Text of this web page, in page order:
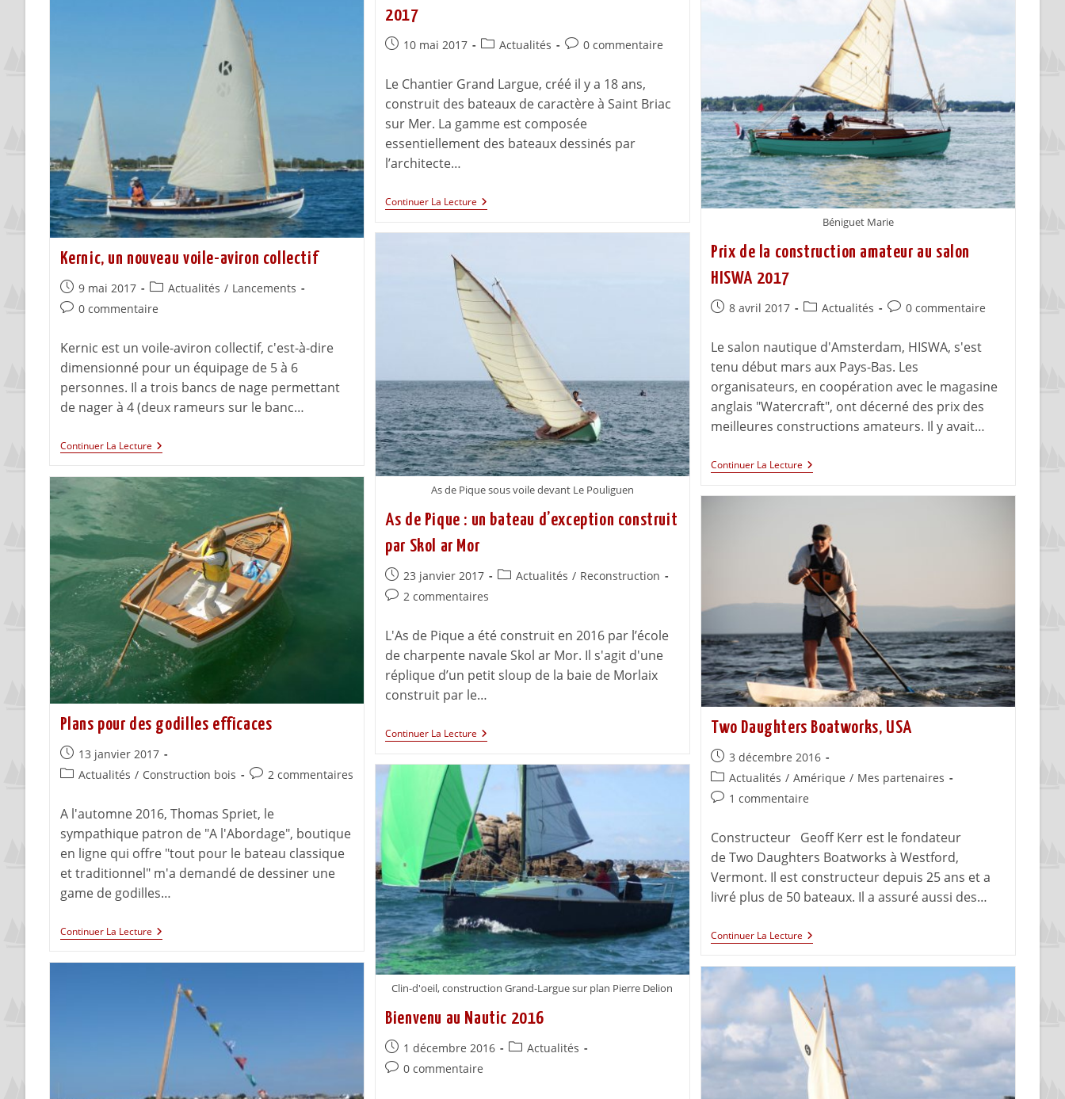
2017
10 mai 2017 Actualités 0 commentaire
Le Chantier Grand Largue, créé il y a 18 ans,
construit des bateaux de caractère à Saint Briac
sur Mer. La gamme est composée
essentiellement des bateaux dessinés par
l’architecte…
Continuer La Lecture
Kernic, un nouveau voile-aviron collectif
9 mai 2017 Actualités / Lancements
0 commentaire
Kernic est un voile-aviron collectif, c'est-à-dire
dimensionné pour un équipage de 5 à 6
personnes. Il a trois bancs de nage permettant
de nager à 4 (deux rameurs sur le banc…
Continuer La Lecture
Béniguet Marie
Prix de la construction amateur au salon
HISWA 2017
8 avril 2017 Actualités 0 commentaire
Le salon nautique d'Amsterdam, HISWA, s'est
tenu début mars aux Pays-Bas. Les
organisateurs, en coopération avec le magasine
anglais "Watercraft", ont décerné des prix des
meilleures constructions amateurs. Il y avait…
Continuer La Lecture
As de Pique sous voile devant Le Pouliguen
As de Pique : un bateau d’exception construit
par Skol ar Mor
23 janvier 2017 Actualités / Reconstruction
2 commentaires
L'As de Pique a été construit en 2016 par l’école
de charpente navale Skol ar Mor. Il s'agit d'une
réplique d’un petit sloup de la baie de Morlaix
construit par le…
Continuer La Lecture
Plans pour des godilles efficaces
13 janvier 2017
Actualités / Construction bois 2 commentaires
A l'automne 2016, Thomas Spriet, le
sympathique patron de "A l'Abordage", boutique
en ligne qui offre "tout pour le bateau classique
et traditionnel" m'a demandé de dessiner une
game de godilles…
Continuer La Lecture
Two Daughters Boatworks, USA
3 décembre 2016
Actualités / Amérique / Mes partenaires
1 commentaire
Constructeur Geoff Kerr est le fondateur
de Two Daughters Boatworks à Westford,
Vermont. Il est constructeur depuis 25 ans et a
livré plus de 50 bateaux. Il a assuré aussi des…
Continuer La Lecture
Clin-d'oeil, construction Grand-Largue sur plan Pierre Delion
Bienvenu au Nautic 2016
1 décembre 2016
Actualités
0 commentaire